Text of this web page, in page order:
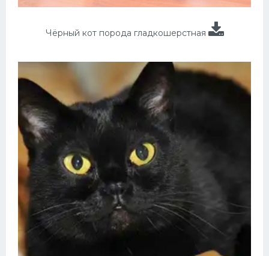
Чёрный кот порода гладкошерстная